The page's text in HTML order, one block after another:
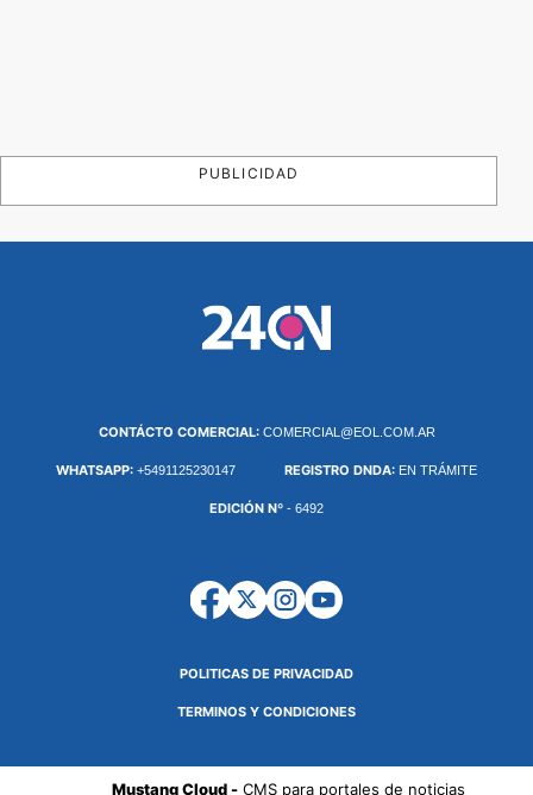
PUBLICIDAD
CONTÁCTO COMERCIAL: COMERCIAL@EOL.COM.AR
WHATSAPP: +5491125230147 REGISTRO DNDA: EN TRÁMITE
EDICIÓN Nº - 6492
POLITICAS DE PRIVACIDAD
TERMINOS Y CONDICIONES
Mustang Cloud -CMS para portales de noticias